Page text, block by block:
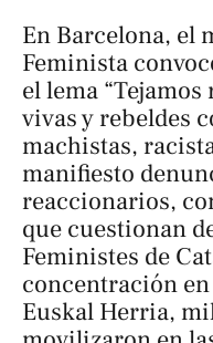
En Barcelona, el
Feminista
el lema
vivas y rebeldes
machistas,
manifiesto
reaccionarios,
que cuestionan
Feministes de
concentración en
Euskal Herria,